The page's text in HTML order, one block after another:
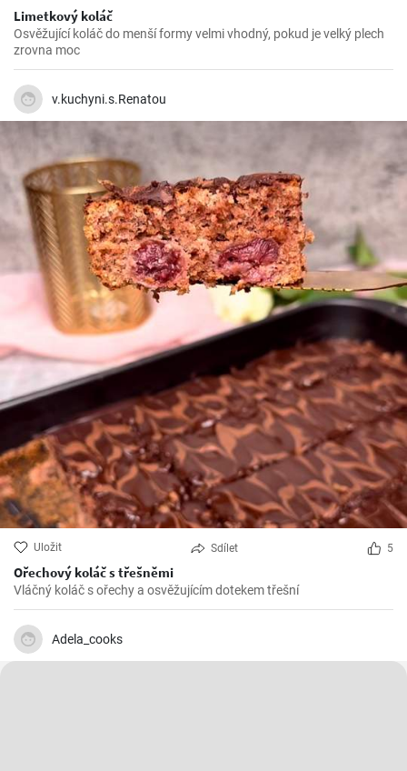
Limetkový koláč
Osvěžující koláč do menší formy velmi vhodný, pokud je velký plech
zrovna moc
v.kuchyni.s.Renatou
Uložit Sdílet 5
Ořechový koláč s třešněmi
Vláčný koláč s ořechy a osvěžujícím dotekem třešní
Adela_cooks